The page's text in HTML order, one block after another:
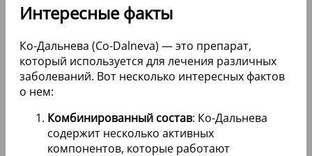
Интересные факты
Ко-Дальнева (Co-Dalneva) — это препарат,
который используется для лечения различных
заболеваний. Вот несколько интересных фактов
о нем:
Комбинированный состав: Ко-Дальнева
содержит несколько активных
компонентов, которые работают